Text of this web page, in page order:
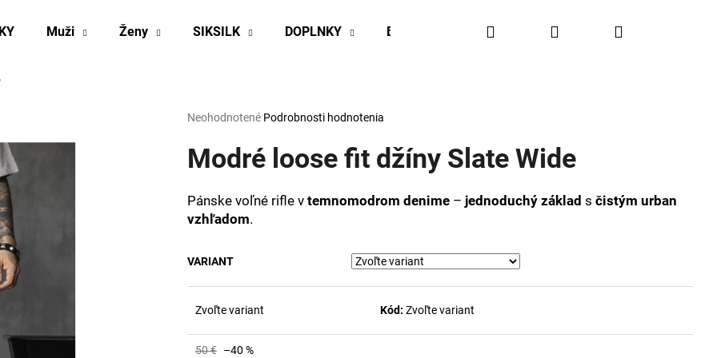
Muži Ženy SIKSILK DOPLNKY BESTSELLERS OUTFIT OF THE WEEK
Hľadať PrihlásenieNákupný
Priemerné
produktu
je
5
hviezdičiek.
Neohodnotené Podrobnosti hodnotenia
Modré loose fit džíny Slate Wide
Pánske voľné rifle v temnomodrom denime – jednoduchý základ s čistým urban
vzhľadom.
VARIANT
Zvoľte variant Kód: Zvoľte variant
50 € –40 %
HĽADAŤ